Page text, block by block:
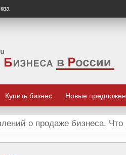
Купить бизнес Новые